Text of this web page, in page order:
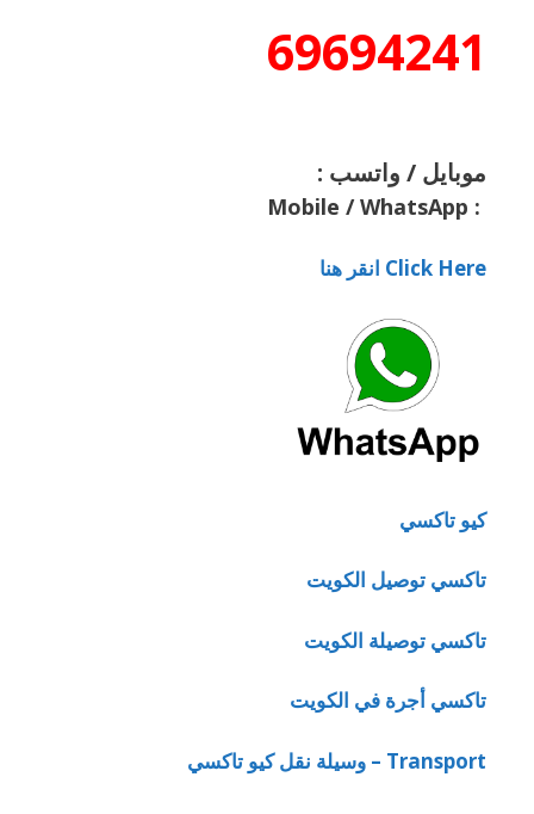
69694241
موبايل / واتسب :
:
Mobile / WhatsApp
Click Here انقر هنا
كيو تاكسي
تاكسي توصيل الكويت
تاكسي توصيلة الكويت
تاكسي أجرة في الكويت
Transport – وسيلة نقل كيو تاكسي